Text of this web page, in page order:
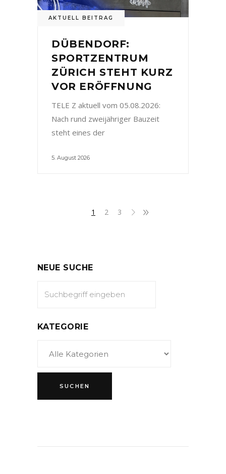
AKTUELL BEITRAG
DÜBENDORF:
SPORTZENTRUM
ZÜRICH STEHT KURZ
VOR ERÖFFNUNG
TELE Z aktuell vom 05.08.2026:
Nach rund zweijähriger Bauzeit
steht eines der
5. August 2026
1 2 3
NEUE SUCHE
KATEGORIE